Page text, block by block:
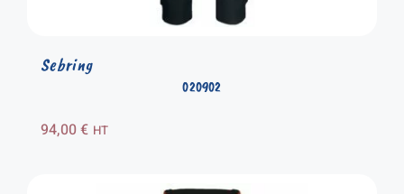
020902
Sebring
94,00€ HT